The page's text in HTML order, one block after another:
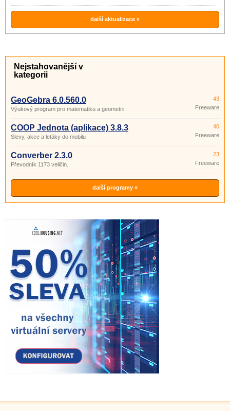
další aktualizace »
Nejstahovanější v
kategorii
GeoGebra 6.0.560.0
Výukový program pro matematiku a geometrii
43
Freeware
COOP Jednota (aplikace) 3.8.3
Slevy, akce a letáky do mobilu
40
Freeware
Converber 2.3.0
Převodník 1173 veličin.
23
Freeware
další programy »